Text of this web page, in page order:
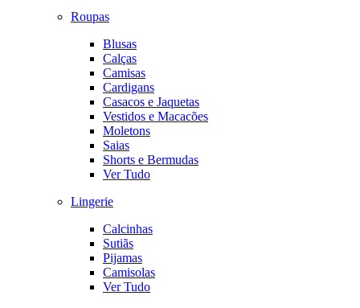
Roupas
Blusas
Calças
Camisas
Cardigans
Casacos e Jaquetas
Vestidos e Macacões
Moletons
Saias
Shorts e Bermudas
Ver Tudo
Lingerie
Calcinhas
Sutiãs
Pijamas
Camisolas
Ver Tudo